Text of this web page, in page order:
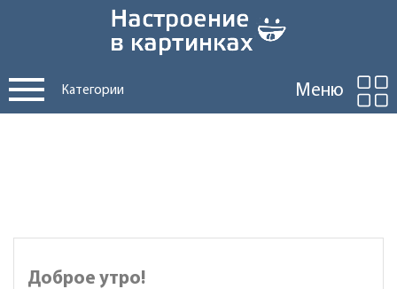
Категории Меню
Доброе утро!